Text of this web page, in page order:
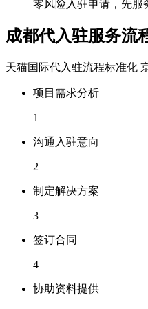
零风险入驻申请，先服
成都代入驻服务流
天猫国际代入驻流程标准化
项目需求分析
1
沟通入驻意向
2
制定解决方案
3
签订合同
4
协助资料提供